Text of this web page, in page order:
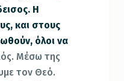
Η
και στους
όλοι να
Μέσω της
τον Θεό.